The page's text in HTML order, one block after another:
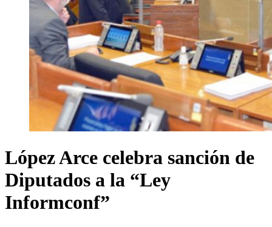
López Arce celebra sanción de
Diputados a la “Ley
Informconf”